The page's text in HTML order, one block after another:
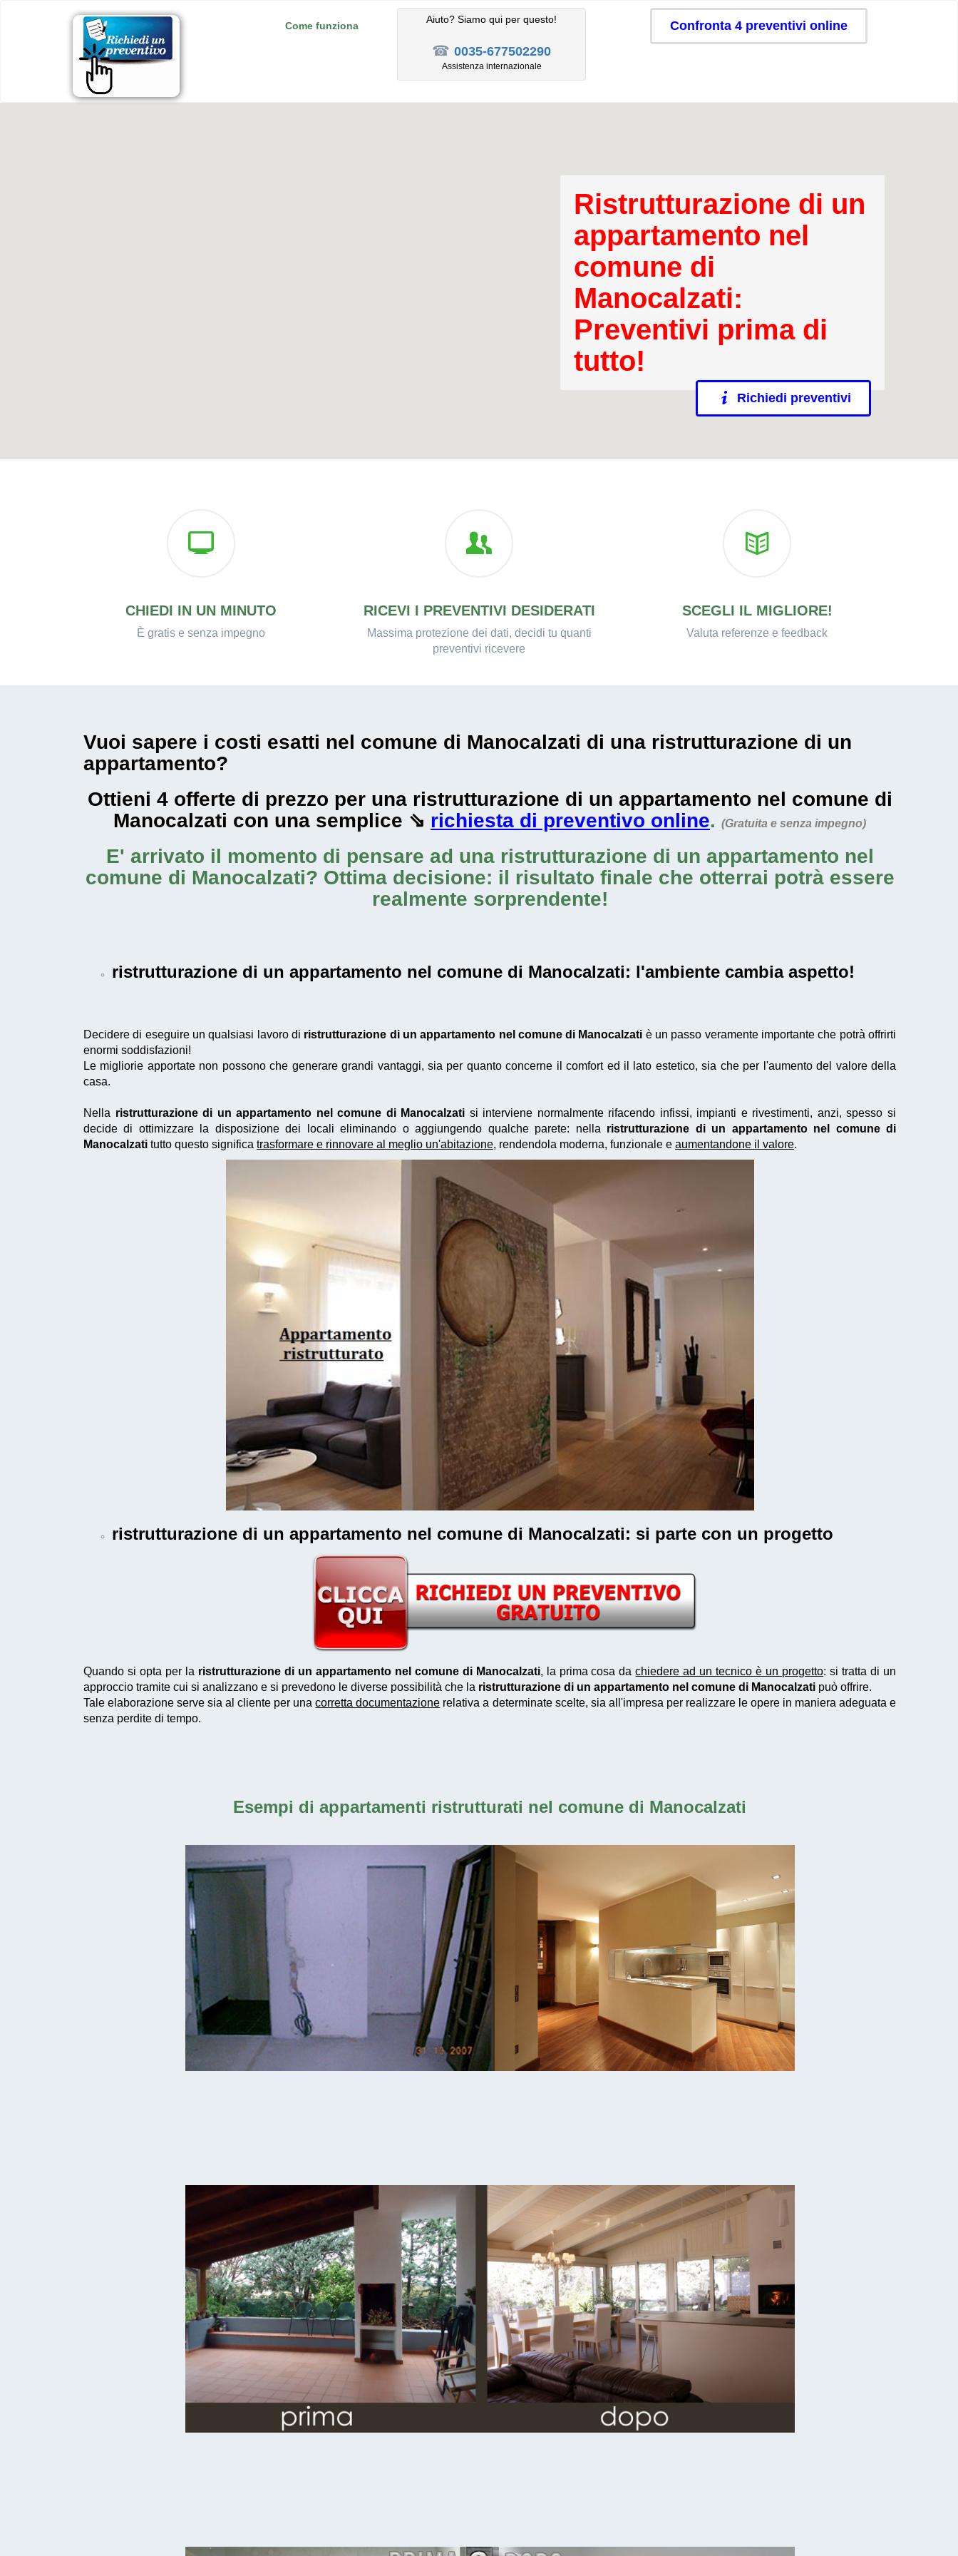
Come funziona
Aiuto? Siamo qui per questo!
☎ 0035-677502290
Assistenza internazionale
Confronta 4 preventivi online
Ristrutturazione di un
appartamento nel
comune di
Manocalzati:
Preventivi prima di
tutto!
Richiedi preventivi
CHIEDI IN UN MINUTO
È gratis e senza impegno
RICEVI I PREVENTIVI DESIDERATI
Massima protezione dei dati, decidi tu quanti
preventivi ricevere
SCEGLI IL MIGLIORE!
Valuta referenze e feedback
Vuoi sapere i costi esatti nel comune di Manocalzati di una ristrutturazione di un
appartamento?
Ottieni 4 offerte di prezzo per una ristrutturazione di un appartamento nel comune di
Manocalzati con una semplice ⇘ richiesta di preventivo online. (Gratuita e senza impegno)
E' arrivato il momento di pensare ad una ristrutturazione di un appartamento nel
comune di Manocalzati? Ottima decisione: il risultato finale che otterrai potrà essere
realmente sorprendente!
ristrutturazione di un appartamento nel comune di Manocalzati: l'ambiente cambia aspetto!
Decidere di eseguire un qualsiasi lavoro di ristrutturazione di un appartamento nel comune di Manocalzati è un passo veramente importante che potrà offrirti
enormi soddisfazioni!
Le migliorie apportate non possono che generare grandi vantaggi, sia per quanto concerne il comfort ed il lato estetico, sia che per l'aumento del valore della
casa.
Nella ristrutturazione di un appartamento nel comune di Manocalzati si interviene normalmente rifacendo infissi, impianti e rivestimenti, anzi, spesso si
decide di ottimizzare la disposizione dei locali eliminando o aggiungendo qualche parete: nella ristrutturazione di un appartamento nel comune di
Manocalzati tutto questo significa trasformare e rinnovare al meglio un'abitazione, rendendola moderna, funzionale e aumentandone il valore.
ristrutturazione di un appartamento nel comune di Manocalzati: si parte con un progetto
Quando si opta per la ristrutturazione di un appartamento nel comune di Manocalzati, la prima cosa dachiedere ad un tecnico è un progetto: si tratta di un
approccio tramite cui si analizzano e si prevedono le diverse possibilità che la ristrutturazione di un appartamento nel comune di Manocalzati può offrire.
Tale elaborazione serve sia al cliente per unacorretta documentazione relativa a determinate scelte, sia all'impresa per realizzare le opere in maniera adeguata e
senza perdite di tempo.
Esempi di appartamenti ristrutturati nel comune di Manocalzati